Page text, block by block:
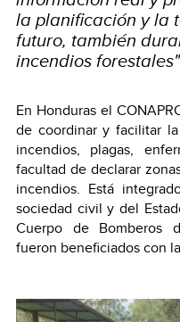
la planificación y la
futuro, también
incendios forestales"
En Honduras el
de coordinar y facilitar
incendios, plagas,
facultad de declarar
incendios. Está
sociedad civil y del
Cuerpo de Bomberos
fueron beneficiados con